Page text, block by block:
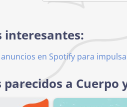
interesantes:
en Spotify para
parecidos a Cuerpo